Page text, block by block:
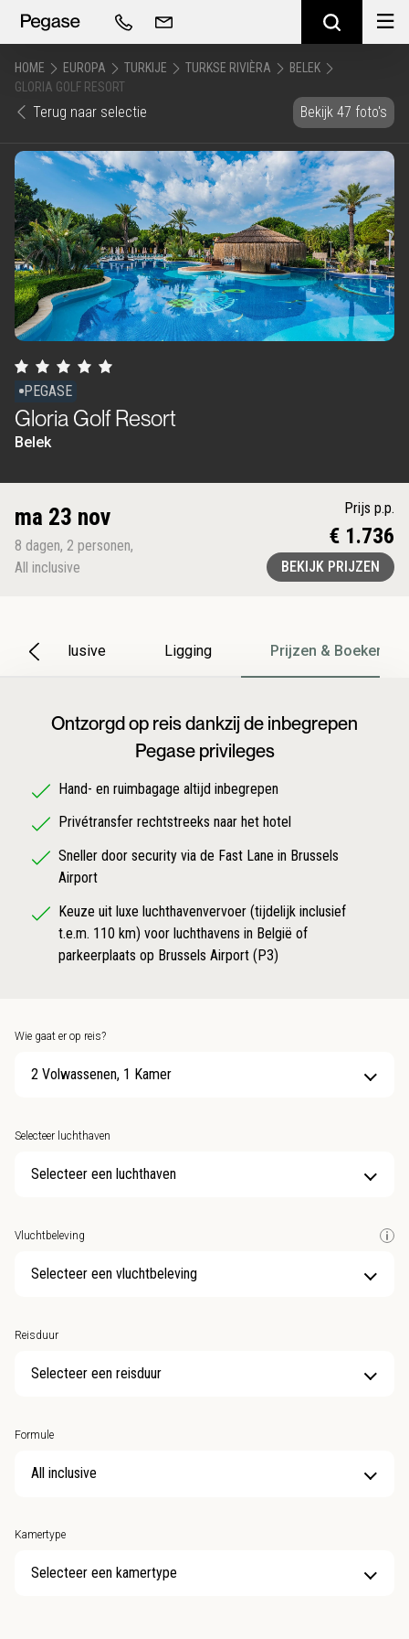
HOME EUROPA TURKIJE TURKSE RIVIÈRA
BELEK
GLORIA GOLF RESORT
Terug naar selectie Bekijk 47 foto's
PEGASE
Gloria Golf Resort
Belek
ma 23 nov
8 dagen, 2 personen,
All inclusive
Prijs p.p.
€ 1.736
BEKIJK PRIJZEN
All Inclusive Ligging Prijzen & Boeken
Ontzorgd op reis dankzij de inbegrepen
Pegase privileges
Hand- en ruimbagage altijd inbegrepen
Privétransfer rechtstreeks naar het hotel
Sneller door security via de Fast Lane in Brussels
Airport
Keuze uit luxe luchthavenvervoer (tijdelijk inclusief
t.e.m. 110 km) voor luchthavens in België of
parkeerplaats op Brussels Airport (P3)
Wie gaat er op reis?
2 Volwassenen, 1 Kamer
Selecteer luchthaven
Selecteer een luchthaven
Vluchtbeleving
Selecteer een vluchtbeleving
Reisduur
Selecteer een reisduur
Formule
Kamertype
Selecteer een kamertype